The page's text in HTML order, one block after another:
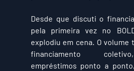
Desde que discuti o
pela primeira vez no
explodiu em cena. O volume
financiamento
empréstimos ponto a